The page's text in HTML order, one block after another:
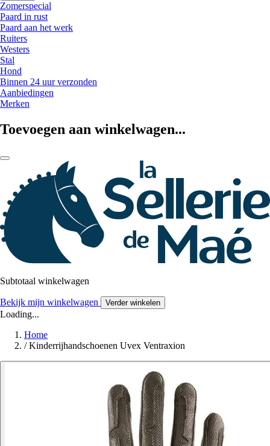
Zomerspecial
Paard in rust
Paard aan het werk
Ruiters
Westers
Stal
Hond
Binnen 24 uur verzonden
Aanbiedingen
Merken
Toevoegen aan winkelwagen...
Subtotaal winkelwagen
Bekijk mijn winkelwagen Verder winkelen
Loading...
Home
/ Kinderrijhandschoenen Uvex Ventraxion